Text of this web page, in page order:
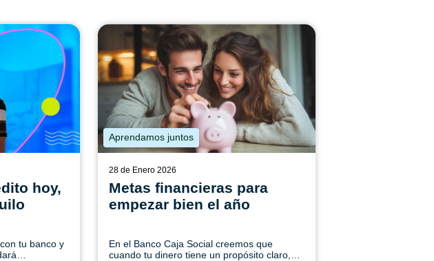
hoy,
tu banco y
Aprendamos juntos
28 de Enero 2026
Metas financieras para
empezar bien el año
En el Banco Caja Social creemos que
cuando tu dinero tiene un propósito claro,